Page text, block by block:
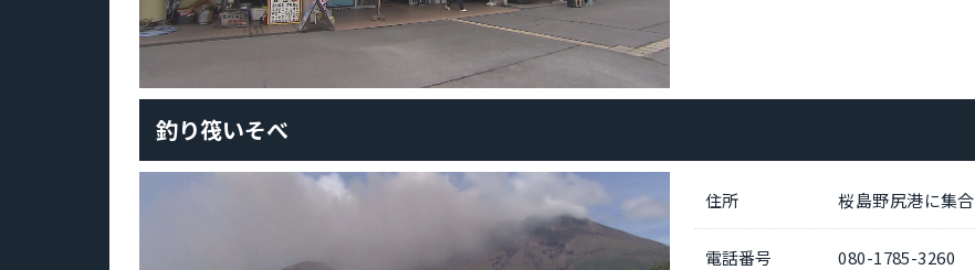
釣り筏いそべ
住所 桜島野尻港に集合
電話番号 080-1785-3260